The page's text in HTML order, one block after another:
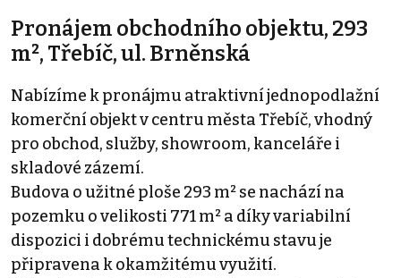
Pronájem obchodního objektu, 293
m², Třebíč, ul. Brněnská
Nabízíme k pronájmu atraktivní jednopodlažní
komerční objekt v centru města Třebíč, vhodný
pro obchod, služby, showroom, kanceláře i
skladové zázemí.
Budova o užitné ploše 293 m² se nachází na
pozemku o velikosti 771 m² a díky variabilní
dispozici i dobrému technickému stavu je
připravena k okamžitému využití.